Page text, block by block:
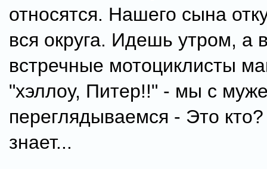
относятся. Нашего сына
вся округа. Идешь утром, а
встречные мотоциклисты
"хэллоу, Питер!!" - мы с
переглядываемся - Это
знает...